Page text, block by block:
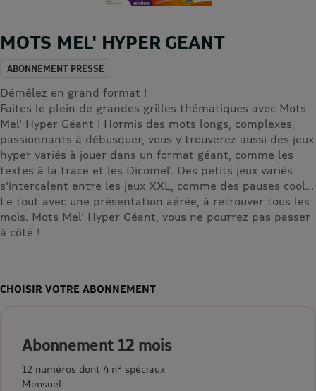
MOTS MEL' HYPER GEANT
ABONNEMENT PRESSE
Démêlez en grand format !
Faites le plein de grandes grilles thématiques avec Mots
Mel' Hyper Géant ! Hormis des mots longs, complexes,
passionnants à débusquer, vous y trouverez aussi des jeux
hyper variés à jouer dans un format géant, comme les
textes à la trace et les Dicomel'. Des petits jeux variés
s'intercalent entre les jeux XXL, comme des pauses cool...
Le tout avec une présentation aérée, à retrouver tous les
mois. Mots Mel' Hyper Géant, vous ne pourrez pas passer
à côté !
CHOISIR VOTRE ABONNEMENT
Abonnement 12 mois
12 numéros dont 4 n° spéciaux
Mensuel